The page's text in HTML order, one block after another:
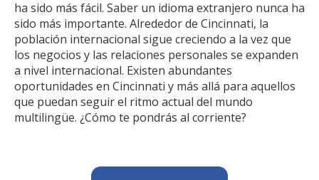
ha sido más fácil. Saber un idioma extranjero nunca ha
sido más importante. Alrededor de Cincinnati, la
población internacional sigue creciendo a la vez que
los negocios y las relaciones personales se expanden
a nivel internacional. Existen abundantes
oportunidades en Cincinnati y más allá para aquellos
que puedan seguir el ritmo actual del mundo
multilingüe. ¿Cómo te pondrás al corriente?